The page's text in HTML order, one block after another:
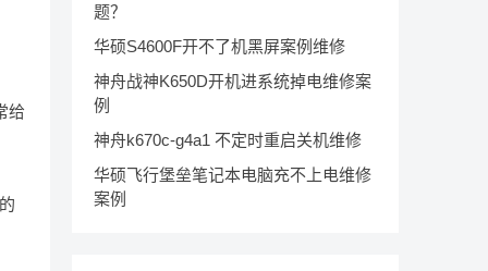
给
题？
华硕S4600F开不了机黑屏案例维修
神舟战神K650D开机进系统掉电维修案
例
神舟k670c-g4a1 不定时重启关机维修
华硕飞行堡垒笔记本电脑充不上电维修
案例